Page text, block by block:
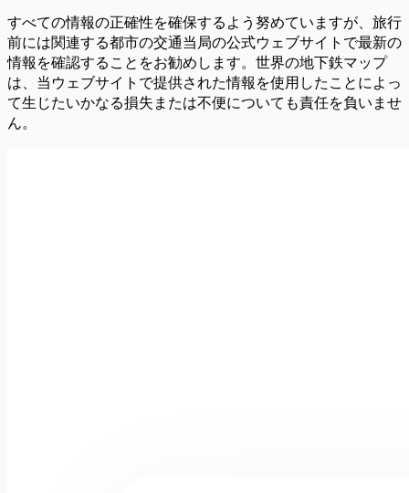
すべての情報の正確性を確保するよう努めていますが、旅行
前には関連する都市の交通当局の公式ウェブサイトで最新の
情報を確認することをお勧めします。世界の地下鉄マップ
は、当ウェブサイトで提供された情報を使用したことによっ
て生じたいかなる損失または不便についても責任を負いませ
ん。